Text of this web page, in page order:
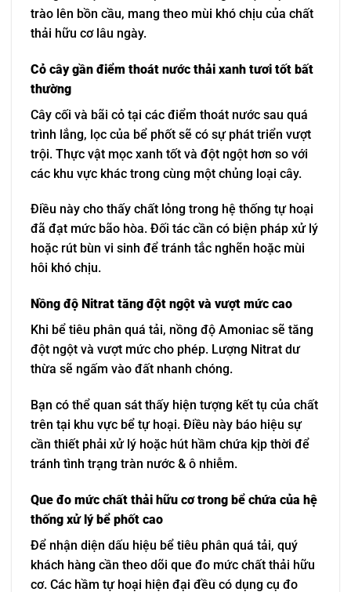
trào lên bồn cầu, mang theo mùi khó chịu của chất
thải hữu cơ lâu ngày.
Cỏ cây gần điểm thoát nước thải xanh tươi tốt bất
thường
Cây cối và bãi cỏ tại các điểm thoát nước sau quá
trình lắng, lọc của bể phốt sẽ có sự phát triển vượt
trội. Thực vật mọc xanh tốt và đột ngột hơn so với
các khu vực khác trong cùng một chủng loại cây.
Điều này cho thấy chất lỏng trong hệ thống tự hoại
đã đạt mức bão hòa. Đối tác cần có biện pháp xử lý
hoặc rút bùn vi sinh để tránh tắc nghẽn hoặc mùi
hôi khó chịu.
Nồng độ Nitrat tăng đột ngột và vượt mức cao
Khi bể tiêu phân quá tải, nồng độ Amoniac sẽ tăng
đột ngột và vượt mức cho phép. Lượng Nitrat dư
thừa sẽ ngấm vào đất nhanh chóng.
Bạn có thể quan sát thấy hiện tượng kết tụ của chất
trên tại khu vực bể tự hoại. Điều này báo hiệu sự
cần thiết phải xử lý hoặc hút hầm chứa kịp thời để
tránh tình trạng tràn nước & ô nhiễm.
Que đo mức chất thải hữu cơ trong bể chứa của hệ
thống xử lý bể phốt cao
Để nhận diện dấu hiệu bể tiêu phân quá tải, quý
khách hàng cần theo dõi que đo mức chất thải hữu
cơ. Các hầm tự hoại hiện đại đều có dụng cụ đo